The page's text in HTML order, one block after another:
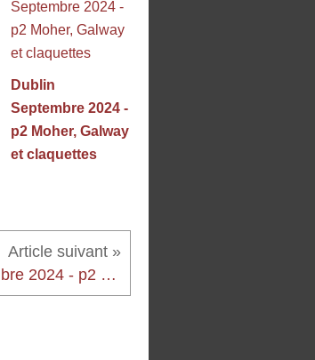
Dublin
Septembre 2024 -
p2 Moher, Galway
et claquettes
Dublin Septembre 2024 - p2 Moher, Galway et claquettes